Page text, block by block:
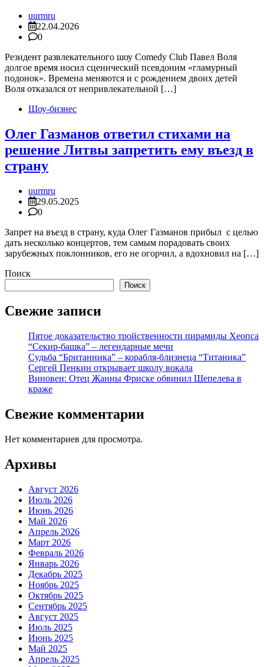
uurmru
22.04.2026
0
Резидент развлекательного шоу Comedy Club Павел Воля
долгое время носил сценический псевдоним «гламурный
подонок». Времена меняются и с рождением двоих детей
Воля отказался от непривлекательной […]
Шоу-бизнес
Олег Газманов ответил стихами на
решение Литвы запретить ему въезд в
страну
uurmru
29.05.2025
0
Запрет на въезд в страну, куда Олег Газманов прибыл с целью
дать несколько концертов, тем самым порадовать своих
зарубежных поклонников, его не огорчил, а вдохновил на […]
Поиск
Поиск
Свежие записи
Пятое доказательство тройственности пирамиды Хеопса
“Секир-башка” – легендарные мечи
Судьба “Британника” – корабля-близнеца “Титаника”
Сергей Пенкин открывает школу вокала
Виновен: Отец Жанны Фриске обвинил Шепелева в
краже
Свежие комментарии
Нет комментариев для просмотра.
Архивы
Август 2026
Июль 2026
Июнь 2026
Май 2026
Апрель 2026
Март 2026
Февраль 2026
Январь 2026
Декабрь 2025
Ноябрь 2025
Октябрь 2025
Сентябрь 2025
Август 2025
Июль 2025
Июнь 2025
Май 2025
Апрель 2025